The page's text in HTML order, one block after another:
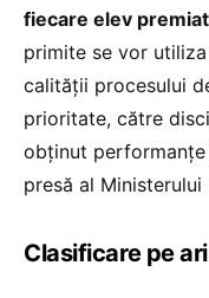
fiecare elev
primite se vor
calității procesului
prioritate, către
obținut performanțe
presă al Ministerului
Clasificare pe